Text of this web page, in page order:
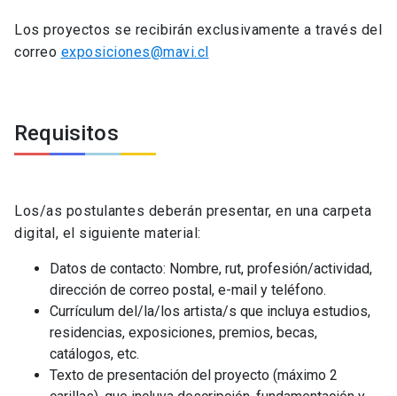
Los proyectos se recibirán exclusivamente a través del
correo exposiciones@mavi.cl
Requisitos
Los/as postulantes deberán presentar, en una carpeta
digital, el siguiente material:
Datos de contacto: Nombre, rut, profesión/actividad,
dirección de correo postal, e-mail y teléfono.
Currículum del/la/los artista/s que incluya estudios,
residencias, exposiciones, premios, becas,
catálogos, etc.
Texto de presentación del proyecto (máximo 2